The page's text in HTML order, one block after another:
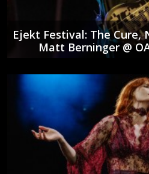
Ejekt Festival: The Cure,
Matt Berninger @